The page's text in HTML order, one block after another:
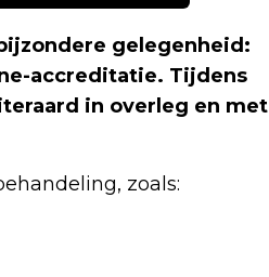
gelegenheid:
accreditatie. Tijdens
in overleg en met
zoals: